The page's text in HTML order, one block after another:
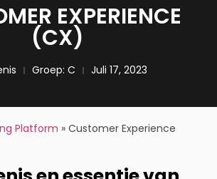
EXPERIENCE
(CX)
Groep: C Juli 17, 2023
Platform »Customer Experience